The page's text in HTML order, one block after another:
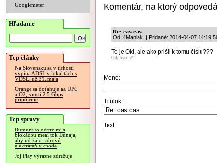
Googlemeter
Hľadanie
Top články
Na Slovensku sa v tichosti
vypína ADSL v lokalitách s
VDSL, už 31. mája
Orange sa doťahuje na UPC
a O2, spustí 2.5 Gbps
pripojenie
Top správy
Rumunsko odstrelmi a
blokádou mení tok Dunaja,
aby udržalo jadrovú
elektráreň v chode
Joj Play výrazne zdražuje
Komentár, na ktorý
Re: cas cas
Od: 4Maniak. | Pridané: 2014-04-07
To je Oki, ale ako prišli k tomu číslu???
Odpovedať
Meno:
Titulok:
Text: